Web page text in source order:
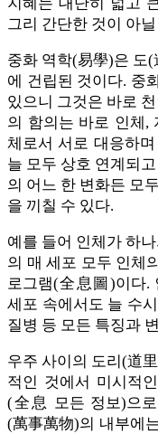
지혜는 대단히 넓고
그리 간단한 것이 아
중화 역학(易學)은 도
에 건립된 것이다. 중
있으니 그것은 바로
의 함의는 바로 인체,
체로서 서로 대응하
늘 모두 상호 연계되
의 어느 한 변화든 모
을 끼칠 수 있다.
예를 들어 인체가 하
의 매 세포 모두 인체
로그램(全息圖)이다.
세포 속에서도 늘 수
질병 등 모든 특징과
우주 사이의 도리(道
적인 것에서 미시적
(全息 모든 정보)으
(萬事萬物)의 내부에